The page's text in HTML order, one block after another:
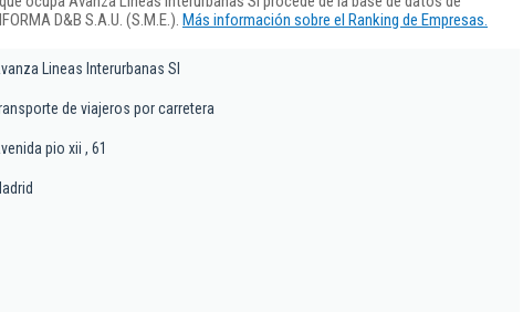
D&B S.A.U. (S.M.E.). Más información sobre el Ranking de Empresas.
Lineas Interurbanas Sl
de viajeros por carretera
pio xii , 61